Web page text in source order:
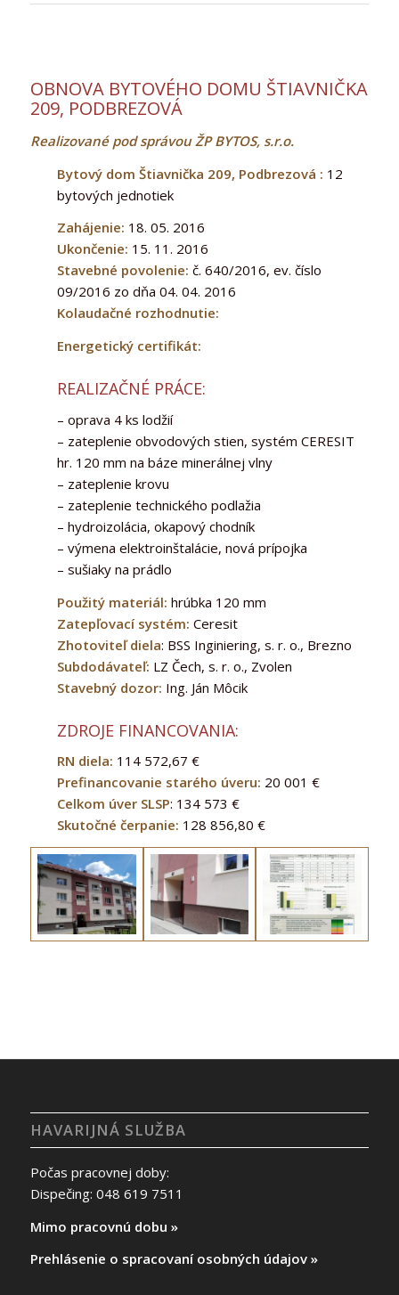
OBNOVA BYTOVÉHO DOMU ŠTIAVNIČKA
209, PODBREZOVÁ
Realizované pod správou ŽP BYTOS, s.r.o.
Bytový dom Štiavnička 209, Podbrezová : 12
bytových jednotiek
Zahájenie: 18. 05. 2016
Ukončenie: 15. 11. 2016
Stavebné povolenie: č. 640/2016, ev. číslo
09/2016 zo dňa 04. 04. 2016
Kolaudačné rozhodnutie:
Energetický certifikát:
REALIZAČNÉ PRÁCE:
– oprava 4 ks lodžií
– zateplenie obvodových stien, systém CERESIT
hr. 120 mm na báze minerálnej vlny
– zateplenie krovu
– zateplenie technického podlažia
– hydroizolácia, okapový chodník
– výmena elektroinštalácie, nová prípojka
– sušiaky na prádlo
Použitý materiál: hrúbka 120 mm
Zatepľovací systém: Ceresit
Zhotoviteľ diela: BSS Inginiering, s. r. o., Brezno
Subdodávateľ: LZ Čech, s. r. o., Zvolen
Stavebný dozor: Ing. Ján Môcik
ZDROJE FINANCOVANIA:
RN diela: 114 572,67 €
Prefinancovanie starého úveru: 20 001 €
Celkom úver SLSP: 134 573 €
Skutočné čerpanie: 128 856,80 €
HAVARIJNÁ SLUŽBA
Počas pracovnej doby:
Dispečing: 048 619 7511
Mimo pracovnú dobu »
Prehlásenie o spracovaní osobných údajov »